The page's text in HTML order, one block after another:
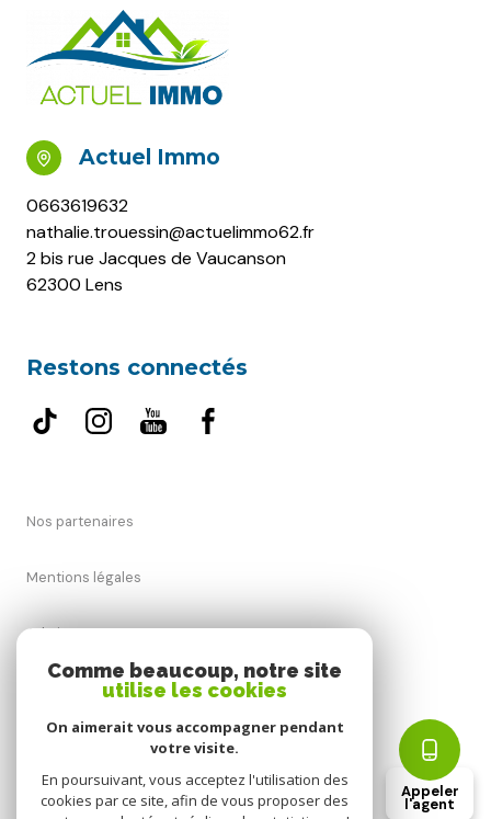
Appeler
l'agent
Actuel Immo
0663619632
nathalie.trouessin@actuelimmo62.fr
2 bis rue Jacques de Vaucanson
62300 Lens
Restons connectés
Nos partenaires
Mentions légales
Admin
Nos honoraires
Cookies
Comme beaucoup, notre site
utilise les cookies
On aimerait vous accompagner pendant
votre visite.
En poursuivant, vous acceptez l'utilisation des
cookies par ce site, afin de vous proposer des